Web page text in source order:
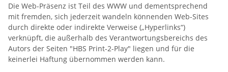
Die Web-Präsenz ist Teil des WWW und dementsprechend
mit fremden, sich jederzeit wandeln könnenden Web-Sites
durch direkte oder indirekte Verweise („Hyperlinks“)
verknüpft, die außerhalb des Verantwortungsbereichs des
Autors der Seiten "HBS Print-2-Play" liegen und für die
keinerlei Haftung übernommen werden kann.